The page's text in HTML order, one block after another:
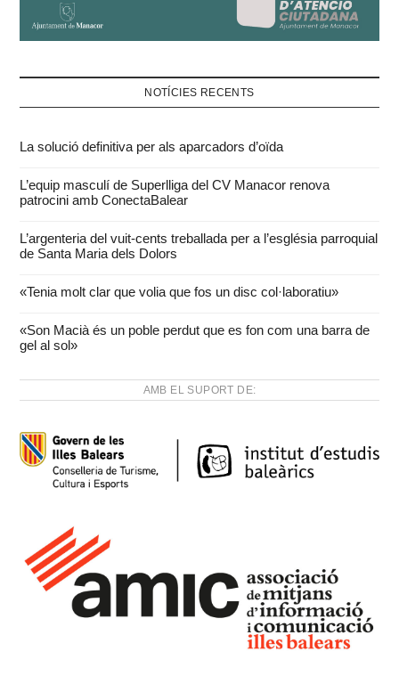
NOTÍCIES RECENTS
La solució definitiva per als aparcadors d’oïda
L’equip masculí de Superlliga del CV Manacor renova
patrocini amb ConectaBalear
L’argenteria del vuit-cents treballada per a l’església parroquial
de Santa Maria dels Dolors
«Tenia molt clar que volia que fos un disc col·laboratiu»
«Son Macià és un poble perdut que es fon com una barra de
gel al sol»
AMB EL SUPORT DE: